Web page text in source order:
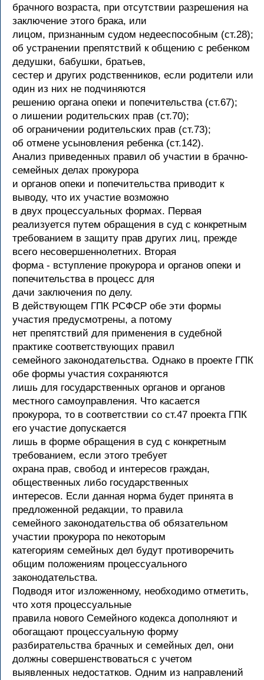
брачного возраста, при отсутствии разрешения на
заключение этого брака, или
лицом, признанным судом недееспособным (ст.28);
об устранении препятствий к общению с ребенком
дедушки, бабушки, братьев,
сестер и других родственников, если родители или
один из них не подчиняются
решению органа опеки и попечительства (ст.67);
о лишении родительских прав (ст.70);
об ограничении родительских прав (ст.73);
об отмене усыновления ребенка (ст.142).
Анализ приведенных правил об участии в брачно-
семейных делах прокурора
и органов опеки и попечительства приводит к
выводу, что их участие возможно
в двух процессуальных формах. Первая
реализуется путем обращения в суд с конкретным
требованием в защиту прав других лиц, прежде
всего несовершеннолетних. Вторая
форма - вступление прокурора и органов опеки и
попечительства в процесс для
дачи заключения по делу.
В действующем ГПК РСФСР обе эти формы
участия предусмотрены, а потому
нет препятствий для применения в судебной
практике соответствующих правил
семейного законодательства. Однако в проекте ГПК
обе формы участия сохраняются
лишь для государственных органов и органов
местного самоуправления. Что касается
прокурора, то в соответствии со ст.47 проекта ГПК
его участие допускается
лишь в форме обращения в суд с конкретным
требованием, если этого требует
охрана прав, свобод и интересов граждан,
общественных либо государственных
интересов. Если данная норма будет принята в
предложенной редакции, то правила
семейного законодательства об обязательном
участии прокурора по некоторым
категориям семейных дел будут противоречить
общим положениям процессуального
законодательства.
Подводя итог изложенному, необходимо отметить,
что хотя процессуальные
правила нового Семейного кодекса дополняют и
обогащают процессуальную форму
разбирательства брачных и семейных дел, они
должны совершенствоваться с учетом
выявленных недостатков. Одним из направлений